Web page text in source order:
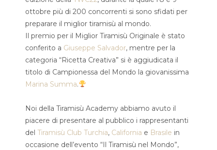
ottobre più di 200 concorrenti si sono sfidati per
preparare il miglior tiramisù al mondo.
Il premio per il Miglior Tiramisù Originale è stato
conferito a Giuseppe Salvador, mentre per la
categoria “Ricetta Creativa” si è aggiudicata il
titolo di Campionessa del Mondo la giovanissima
Marina Summa.
Noi della Tiramisù Academy abbiamo avuto il
piacere di presentare al pubblico i rappresentanti
del Tiramisù Club Turchia, California e Brasile in
occasione dell’evento “Il Tiramisù nel Mondo”,